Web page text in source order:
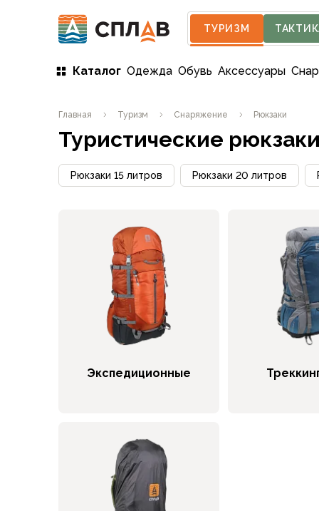
ТУРИЗМ
Каталог
Мужская одежда
Куртки
Мембранные куртки
Куртки софтшелл и ветрозащита
Флисовые куртки
Пончо и дождевики
Пуховые куртки
Куртки с синтетическим утеплителем
Мембранные брюки
Брюки софтшелл и ветрозащита
Флисовые брюки
Шорты
Термокальсоны
Термотрусы
Комбинезоны, изотермики
Футболки, лонгсливы
Одежда Обувь Аксессуары
Главная Туризм Снаряжение Рюкзаки
Туристические рюкзаки
Рюкзаки 15 литров Рюкзаки 20 литров
Экспедиционные